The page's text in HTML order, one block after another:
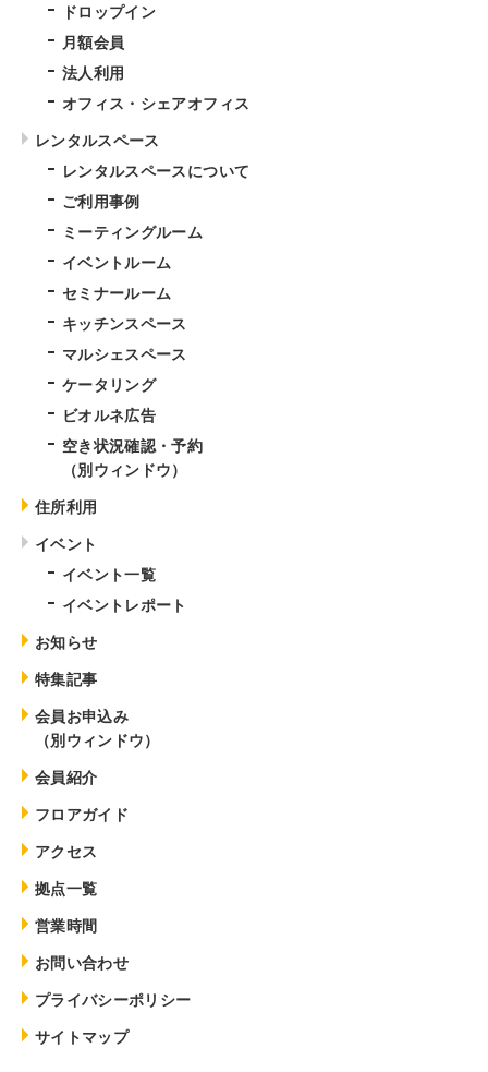
ドロップイン
月額会員
法人利用
オフィス・シェアオフィス
レンタルスペース
レンタルスペースについて
ご利用事例
ミーティングルーム
イベントルーム
セミナールーム
キッチンスペース
マルシェスペース
ケータリング
ビオルネ広告
空き状況確認・予約
（別ウィンドウ）
住所利用
イベント
イベント一覧
イベントレポート
お知らせ
特集記事
会員お申込み
（別ウィンドウ）
会員紹介
フロアガイド
アクセス
拠点一覧
営業時間
お問い合わせ
プライバシーポリシー
サイトマップ